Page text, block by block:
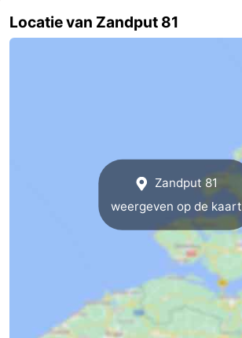
Locatie van Zandput 81
Zandput 81
weergeven op de kaart